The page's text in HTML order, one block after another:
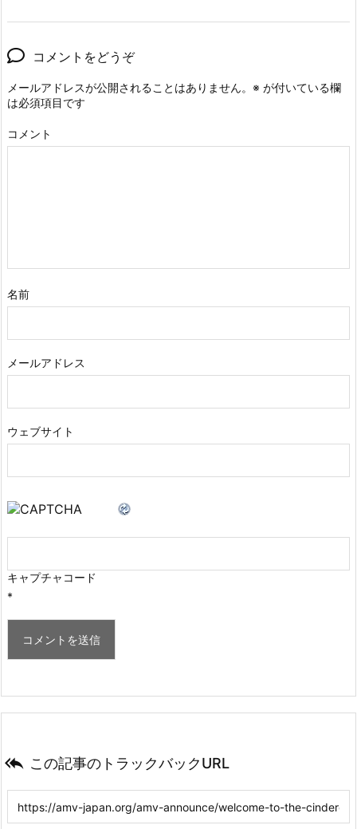
コメントをどうぞ
メールアドレスが公開されることはありません。 ※ が付いている欄
は必須項目です
コメント
名前
メールアドレス
ウェブサイト
キャプチャコード
*
 この記事のトラックバックURL